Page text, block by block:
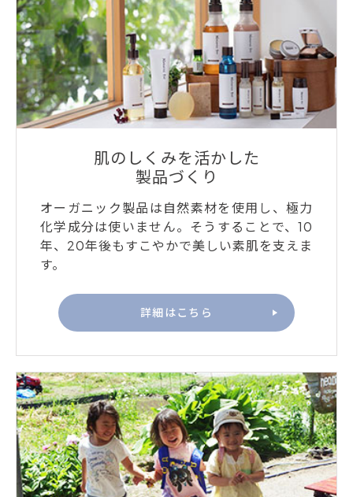
肌のしくみを活かした
製品づくり
オーガニック製品は自然素材を使用し、極力
化学成分は使いません。そうすることで、10
年、20年後もすこやかで美しい素肌を支えま
す。
詳細はこちら